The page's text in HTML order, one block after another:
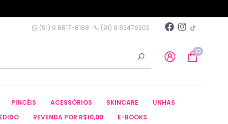
(91) 9 8817-8188 (91) 9 82476202
0
PINCÉIS ACESSÓRIOS SKINCARE
UNHAS
REVENDA POR R$10,00 E-BOOKS